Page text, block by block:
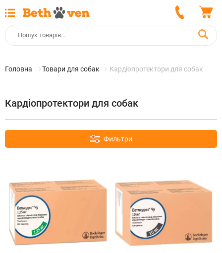
Головна Товари для собак Кардіопротектори для собак
Кардіопротектори для собак
Фильтри